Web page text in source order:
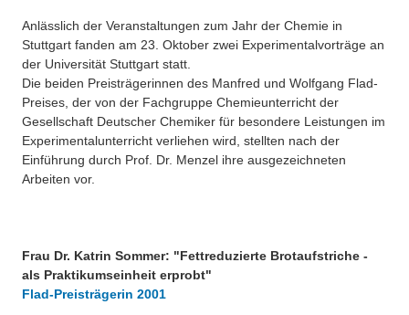
Projekte
Eduthek
Preisrätsel
Unsere Linktipps
Pressearchiv
Benzolring-Archiv
Anlässlich der Veranstaltungen zum Jahr der Chemie in
Stuttgart fanden am 23. Oktober zwei Experimentalvorträge an
der Universität Stuttgart statt.
Die beiden Preisträgerinnen des Manfred und Wolfgang Flad-
Preises, der von der Fachgruppe Chemieunterricht der
Gesellschaft Deutscher Chemiker für besondere Leistungen im
Experimentalunterricht verliehen wird, stellten nach der
Einführung durch Prof. Dr. Menzel ihre ausgezeichneten
Arbeiten vor.
Frau Dr. Katrin Sommer: "Fettreduzierte Brotaufstriche -
als Praktikumseinheit erprobt"
Flad-Preisträgerin 2001